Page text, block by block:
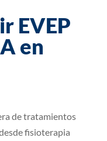
EVEP
en
de tratamientos
fisioterapia